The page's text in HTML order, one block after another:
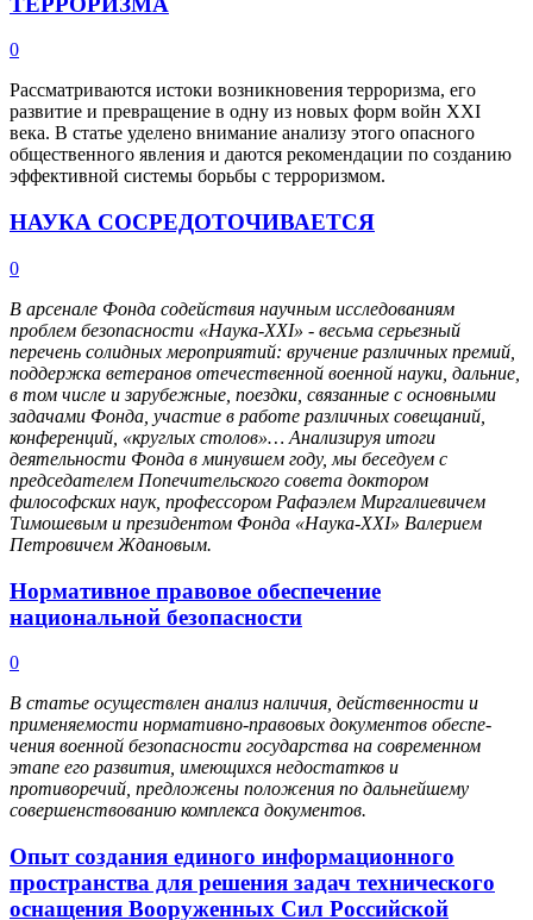
0
Рассматриваются истоки возникновения терроризма, его
развитие и превращение в одну из новых форм войн ХХI
века. В статье уделено внимание анализу этого опасного
общественного явления и даются рекомендации по созданию
эффективной системы борьбы с терроризмом.
НАУКА СОСРЕДОТОЧИВАЕТСЯ
0
В арсенале Фонда содействия научным исследованиям
проблем безопасности «Наука-XXI» - весьма серьезный
перечень солидных мероприятий: вручение различных премий,
поддержка ветеранов отечественной военной науки, дальние,
в том числе и зарубежные, поездки, связанные с основными
задачами Фонда, участие в работе различных совещаний,
конференций, «круглых столов»… Анализируя итоги
деятельности Фонда в минувшем году, мы беседуем с
председателем Попечительского совета доктором
философских наук, профессором Рафаэлем Миргалиевичем
Тимошевым и президентом Фонда «Наука-XXI» Валерием
Петровичем Ждановым.
Нормативное правовое обеспечение
национальной безопасности
0
В статье осуществлен анализ наличия, действенности и
применяемости нормативно-правовых документов обеспе-
чения военной безопасности государства на современном
этапе его развития, имеющихся недостатков и
противоречий, предложены положения по дальнейшему
совершенствованию комплекса документов.
Опыт создания единого информационного
пространства для решения задач технического
оснащения Вооруженных Сил Российской